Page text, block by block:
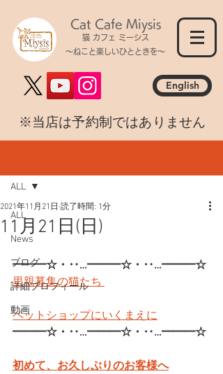
Cat Cafe Miysis
猫 カフェ ミーシス
～ねこと楽しいひとときを～
English
​※当店は予約制ではありません
ALL
News
ブログ
詳細プロフィール
動画
ALL
11月21日(日)
2021年11月21日 読了時間: 1分
━━━☆・‥…━━━☆・‥…━━━☆
里親募集の猫たち
ペットショップにいくまえに
━━━☆・‥…━━━☆・‥…━━━☆
初めて、お久しぶりのお客様へ